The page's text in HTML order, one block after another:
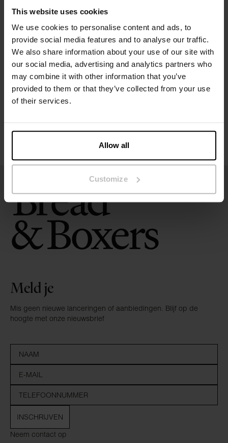
This website uses cookies
We use cookies to personalise content and ads, to
provide social media features and to analyse our traffic.
We also share information about your use of our site with
our social media, advertising and analytics partners who
may combine it with other information that you’ve
provided to them or that they’ve collected from your use
of their services.
Allow all
Customize
Maatgids
Wasvoorschriften
Beoordelingen
Neem contact op
Meld je
Mis geen nieuwe lanceringen of aanbiedingen. Blijf op de
hoogte met onze nieuwsbrief
INSCHRIJVEN